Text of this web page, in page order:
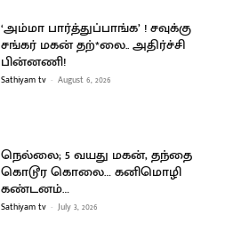
‘அம்மா பார்த்துப்பாங்க’ ! சவுக்கு
சங்கர் மகன் தற்*லை.. அதிர்ச்சி
பின்னணி!
Sathiyam tv - August 6, 2026
நெல்லை; 5 வயது மகன், தந்தை
கொடூர கொலை… கனிமொழி
கண்டனம்…
Sathiyam tv - July 3, 2026